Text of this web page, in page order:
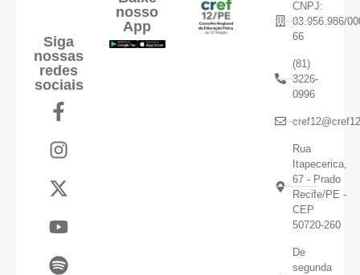
Siga
nossas
redes
sociais
nosso
App
CNPJ:
03.956.986/
66
(81)
3226-
0996
Rua
Itapecerica,
67 - Prado
Recife/PE -
CEP
50720-260
De
segunda